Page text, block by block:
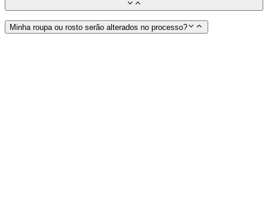
Minha roupa ou rosto serão alterados no processo?